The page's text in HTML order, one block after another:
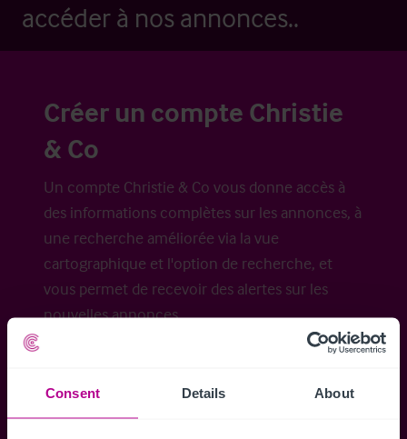
Consent Details About
accéder à nos annonces..
Créer un compte Christie
& Co
Un compte Christie & Co vous donne accès à
des informations complètes sur les annonces, à
une recherche améliorée via la vue
cartographique et l'option de recherche, et
vous permet de recevoir des alertes sur les
nouvelles annonces.
Accéder à tous les détails